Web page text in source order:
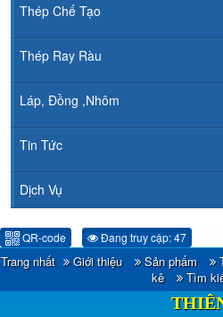
Thép Chế Tạo
Thép Ray Ràu
Láp, Đồng ,Nhôm
Tin Tức
Dịch Vụ
QR-code Đang truy cập: 47
Trang nhất Giới thiệu Sản phẩm
kê
Tìm
CÔNG TY TNHH ĐẦU